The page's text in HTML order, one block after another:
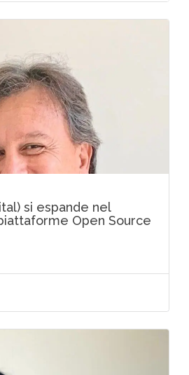
si espande nel
Open Source